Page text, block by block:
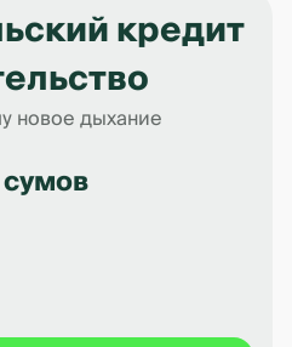
кредит
новое дыхание